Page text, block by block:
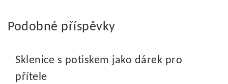
Podobné příspěvky
Sklenice s potiskem jako dárek pro
přítele